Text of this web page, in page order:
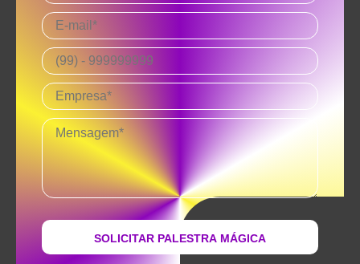
SOLICITAR PALESTRA MÁGICA